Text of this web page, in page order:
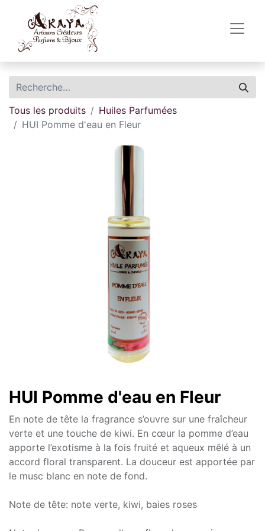
Tous les produits
Huiles Parfumées
HUI Pomme d'eau en Fleur
HUI Pomme d'eau en Fleur
En note de tête la fragrance s’ouvre sur une fraîcheur
verte et une touche de kiwi. En cœur la pomme d’eau
apporte l’exotisme à la fois fruité et aqueux mêlé à un
accord floral transparent. La douceur est apportée par
le musc blanc en note de fond.
Note de tête: note verte, kiwi, baies roses